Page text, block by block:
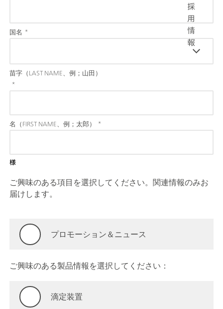
採
用
情
報
国名 *
苗字（LAST NAME、例；山田）
*
名（FIRST NAME、例；太郎） *
様
ご興味のある項目を選択してください。関連情報のみお
届けします。
プロモーション＆ニュース
ご興味のある製品情報を選択してください：
滴定装置